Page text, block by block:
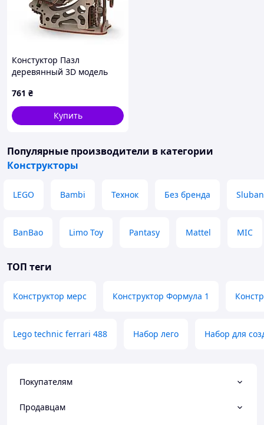
Констуктор Пазл
деревянный 3D модель
761 ₴
Купить
Популярные производители в категории
Конструкторы
LEGO Bambi Технок Без бренда Sluban
BanBao Limo Toy Pantasy Mattel MIC
ТОП теги
Конструктор мерс Конструктор Формула 1
Lego technic ferrari 488 Набор лего Набор для
Покупателям
Продавцам